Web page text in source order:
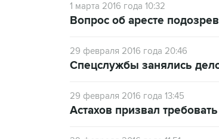
1 марта 2016 года 10:32
Вопрос об аресте
29 февраля 2016 года 20:46
Спецслужбы занялись
29 февраля 2016 года 13:45
Астахов призвал